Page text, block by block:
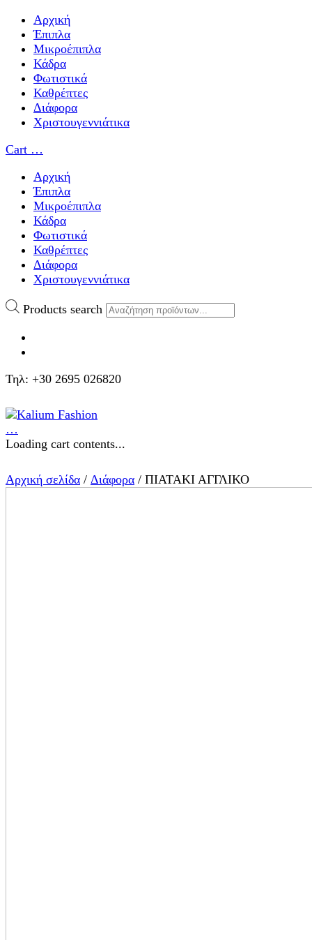
Αρχική
Έπιπλα
Μικροέπιπλα
Κάδρα
Φωτιστικά
Καθρέπτες
Διάφορα
Χριστουγεννιάτικα
Cart …
Αρχική
Έπιπλα
Μικροέπιπλα
Κάδρα
Φωτιστικά
Καθρέπτες
Διάφορα
Χριστουγεννιάτικα
Products search
Τηλ: +30 2695 026820
…
Loading cart contents...
Αρχική σελίδα / Διάφορα / ΠΙΑΤΑΚΙ ΑΓΓΛΙΚΟ